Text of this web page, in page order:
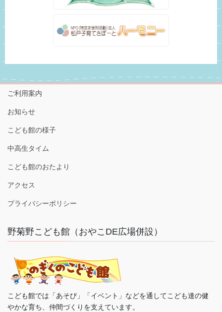
ご利用案内
お知らせ
こども館の様子
中高生タイム
こども館のおたより
アクセス
プライバシーポリシー
野菊野こども館（おやこDE広場併設）
こども館では「あそび」「イベント」などを通してこども達の健
やかな育ち、仲間づくりを支えています。